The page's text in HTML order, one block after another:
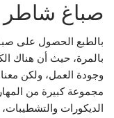
صباغ شاطر
بالطبع الحصول على
بالمرة، حيث أن هناك
وجودة العمل، ولكن
مجموعة كبيرة من
الديكورات